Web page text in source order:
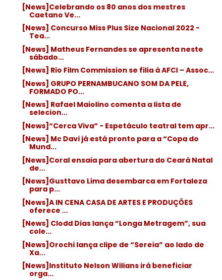
[News]Celebrando os 80 anos dos mestres
Caetano Ve...
[News] Concurso Miss Plus Size Nacional 2022 -
Tea...
[News] Matheus Fernandes se apresenta neste
sábado...
[News] Rio Film Commission se filia à AFCI – Assoc...
[News] GRUPO PERNAMBUCANO SOM DA PELE,
FORMADO PO...
[News] Rafael Maiolino comenta a lista de
selecion...
[News]“Cerca Viva” - Espetáculo teatral tem apr...
[News] Mc Davi já está pronto para a “Copa do
Mund...
[News]Coral ensaia para abertura do Ceará Natal
de...
[News]Gusttavo Lima desembarca em Fortaleza
para p...
[News]A IN CENA CASA DE ARTES E PRODUÇÕES
oferece ...
[News] Clodd Dias lança “Longa Metragem”, sua
cole...
[News]Orochi lança clipe de “Sereia” ao lado de
Xa...
[News]Instituto Nelson Wilians irá beneficiar
orga...